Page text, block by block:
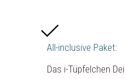
All-inclusive Paket:
Das i-Tüpfelchen